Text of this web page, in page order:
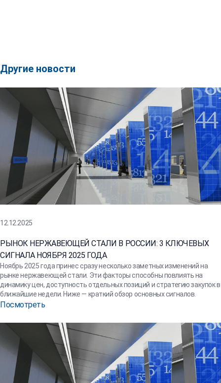
Другие новости
12.12.2025
РЫНОК НЕРЖАВЕЮЩЕЙ СТАЛИ В РОССИИ: 3 КЛЮЧЕВЫХ
СИГНАЛА НОЯБРЯ 2025 ГОДА
Ноябрь 2025 года принес сразу несколько заметных изменений на
рынке нержавеющей стали. Эти факторы способны повлиять на
динамику цен, доступность отдельных позиций и стратегию закупок в
ближайшие недели. Ниже — краткий обзор основных сигналов.
Посмотреть